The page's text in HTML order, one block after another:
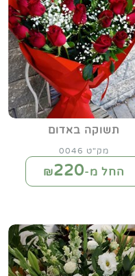
תשוקה באדום
מק"ט 0046
החל מ-₪220